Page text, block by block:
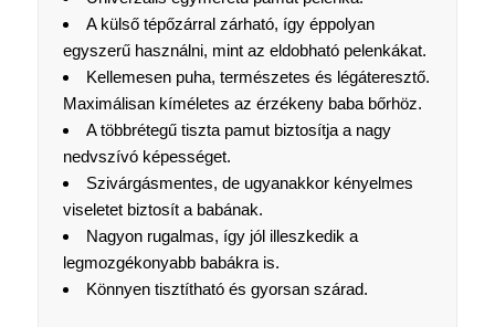
A külső tépőzárral zárható, így éppolyan
egyszerű használni, mint az eldobható pelenkákat.
Kellemesen puha, természetes és légáteresztő.
Maximálisan kíméletes az érzékeny baba bőrhöz.
A többrétegű tiszta pamut biztosítja a nagy
nedvszívó képességet.
Szivárgásmentes, de ugyanakkor kényelmes
viseletet biztosít a babának.
Nagyon rugalmas, így jól illeszkedik a
legmozgékonyabb babákra is.
Könnyen tisztítható és gyorsan szárad.